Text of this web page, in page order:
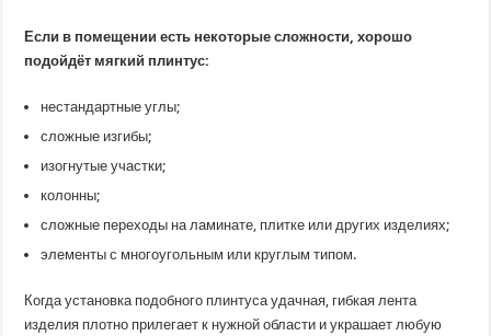
Если в помещении есть некоторые сложности, хорошо
подойдёт мягкий плинтус:
нестандартные углы;
сложные изгибы;
изогнутые участки;
колонны;
сложные переходы на ламинате, плитке или других изделиях;
элементы с многоугольным или круглым типом.
Когда установка подобного плинтуса удачная, гибкая лента
изделия плотно прилегает к нужной области и украшает любую